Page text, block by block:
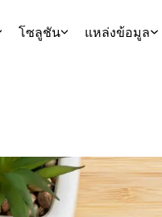
โซลูชัน แหล่งข้อมูล